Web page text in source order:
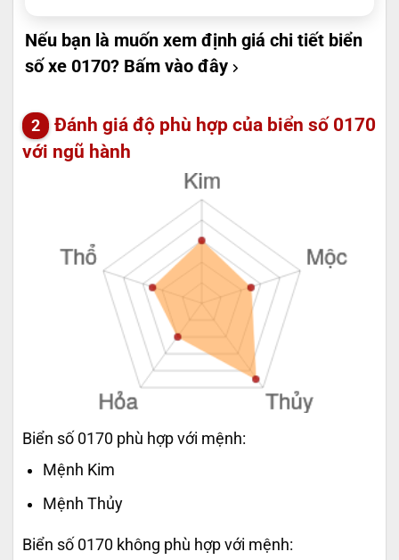
Nếu bạn là muốn xem định giá chi tiết biển
số xe 0170? Bấm vào đây
Đánh giá độ phù hợp của biển số 0170
với ngũ hành
Biển số 0170 phù hợp với mệnh:
Mệnh Kim
Mệnh Thủy
Biển số 0170 không phù hợp với mệnh: